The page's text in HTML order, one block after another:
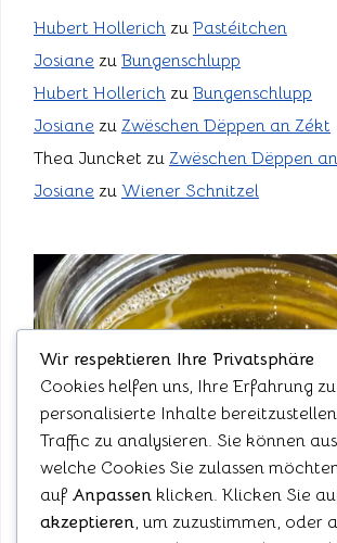
Hubert Hollerich zu Pastéitchen
Josiane zu Bungenschlupp
Hubert Hollerich zu Bungenschlupp
Josiane zu Zwëschen Dëppen an Zékt
Thea Juncket zu Zwëschen Dëppen
Josiane zu Wiener Schnitzel
Wir respektieren Ihre Privatsphäre
Cookies helfen uns, Ihre Erfahrung
personalisierte Inhalte
Traffic zu analysieren. Sie können
welche Cookies Sie zulassen
auf Anpassen klicken. Klicken Sie
akzeptieren, um zuzustimmen, oder